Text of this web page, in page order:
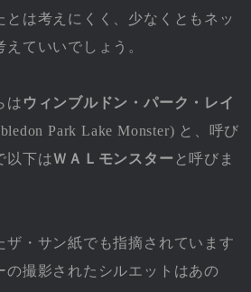
とは考えにくく、少なくともネッ
ていいでしょう。
は ウィンブルドン・パーク・レイ
Park Lake Monster) と、呼び
以下はＷＡＬモンスター と呼びま
ザ・サン紙でも指摘されています
の撮影されたシルエットはあの